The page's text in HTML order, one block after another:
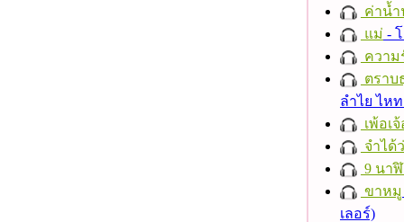
ค่าน้
แม่ -
ความ
ตราบ
ลำไย ไห
เพ้อเ
จำได้
9 นา
ขาหมู
เลอร์)